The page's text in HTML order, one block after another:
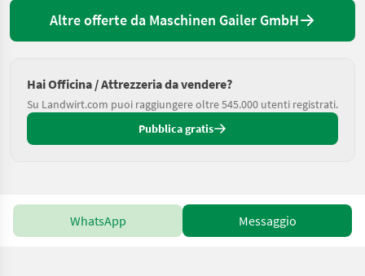
Altre offerte da Maschinen Gailer GmbH
Hai Officina / Attrezzeria da vendere?
Su Landwirt.com puoi raggiungere oltre 545.000 utenti registrati.
Pubblica gratis
WhatsApp Messaggio